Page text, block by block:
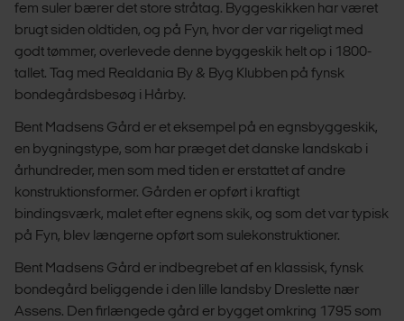
fem suler bærer det store stråtag. Byggeskikken har været
brugt siden oldtiden, og på Fyn, hvor der var rigeligt med
godt tømmer, overlevede denne byggeskik helt op i 1800-
tallet. Tag med Realdania By & Byg Klubben på fynsk
bondegårdsbesøg i Hårby.
Bent Madsens Gård er et eksempel på en egnsbyggeskik,
en bygningstype, som har præget det danske landskab i
århundreder, men som med tiden er erstattet af andre
konstruktionsformer. Gården er opført i kraftigt
bindingsværk, malet efter egnens skik, og som det var typisk
på Fyn, blev længerne opført som sulekonstruktioner.
Bent Madsens Gård er indbegrebet af en klassisk, fynsk
bondegård beliggende i den lille landsby Dreslette nær
Assens. Den firlængede gård er bygget omkring 1795 som